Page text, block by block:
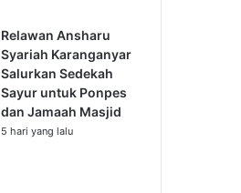
Relawan Ansharu
Syariah Karanganyar
Salurkan Sedekah
Sayur untuk Ponpes
dan Jamaah Masjid
5 hari yang lalu